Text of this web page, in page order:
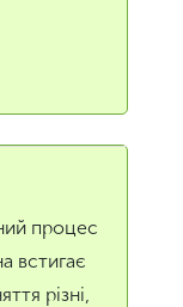
процес
встигає
різні,